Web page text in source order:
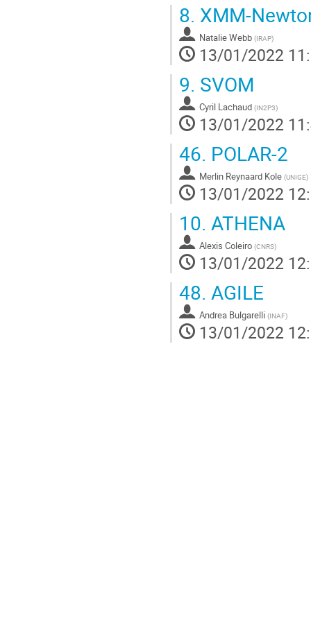
8. XMM-
Natalie Webb (IRAP)
13/01/2022
9. SVOM
Cyril Lachaud (IN2P3)
13/01/2022
46. POLAR-2
Merlin Reynaard Kole (UNIGE)
13/01/2022
10. ATHENA
Alexis Coleiro (CNRS)
13/01/2022
48. AGILE
Andrea Bulgarelli (INAF)
13/01/2022